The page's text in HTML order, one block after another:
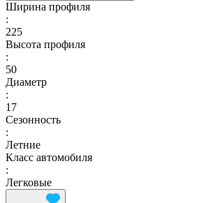
Ширина профиля
:
225
Высота профиля
:
50
Диаметр
:
17
Сезонность
:
Летние
Класс автомобиля
:
Легковые